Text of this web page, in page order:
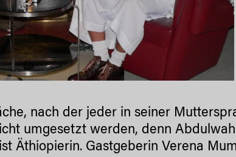
nach der jeder in seiner
umgesetzt werden, denn
Äthiopierin. Gastgeberin Verena